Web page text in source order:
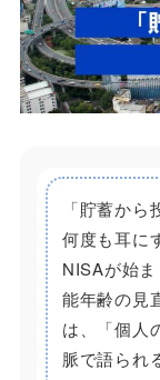
「貯蓄か
何度も耳に
NISAが始
能年齢の見
は、「個人
脈で語られ